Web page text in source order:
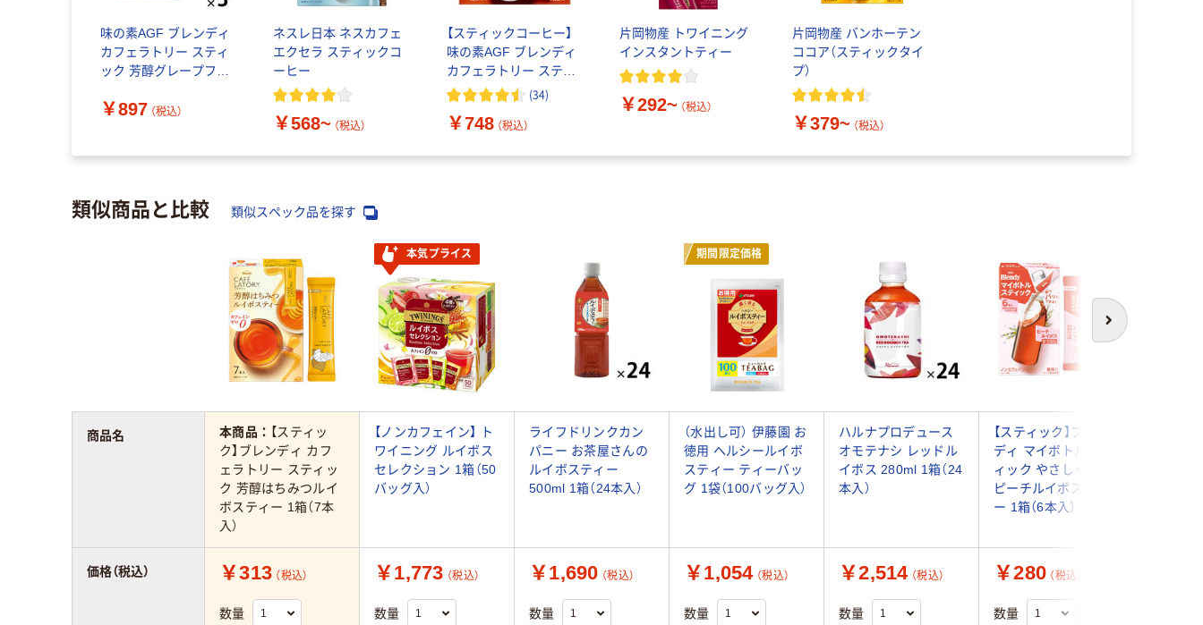
味の素AGF ブレンディ
カフェラトリー スティ
ック 芳醇グレープフル
セット（7本入×3箱）
￥897 （税込）
ネスレ日本 ネスカフェ
エクセラ スティックコ
ーヒー
￥568~ （税込）
【スティックコーヒー】
味の素AGF ブレンディ
カフェラトリー スティ
ック 濃厚キャラメルマ
(34)
￥748 （税込）
片岡物産 トワイニング
インスタントティー
￥292~ （税込）
片岡物産 バンホーテン
ココア（スティックタイ
プ）
￥379~ （税込）
類似商品と比較 類似スペック品を探す
次へ
本気プライス 期間限定価格
本商品： 【スティッ
ク】ブレンディ カフ
ェラトリー スティッ
ク 芳醇はちみつルイ
ボスティー 1箱（7本
入）
【ノンカフェイン】 ト
ワイニング ルイボス
セレクション 1箱（50
バッグ入）
ライフドリンクカン
パニー お茶屋さんの
ルイボスティー
500ml 1箱（24本入）
（水出し可） 伊藤園 お
徳用 ヘルシールイボ
スティー ティーバッ
グ 1袋（100バッグ入）
ハルナプロデュース
オモテナシ レッドル
イボス 280ml 1箱（24
本入）
【スティック】ブレン
ディ マイボトルステ
ィック やさしく香る
ピーチルイボスティ
ー 1箱（6本入）
￥313 （税込）
数量
￥1,773 （税込）
数量
￥1,690 （税込）
数量
￥1,054 （税込）
数量
￥2,514 （税込）
数量
￥280 （税込）
数量
商品名
価格（税込）